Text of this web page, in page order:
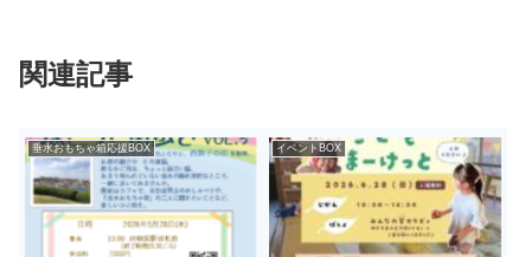
関連記事
垂水おもちゃ箱応援BOX イベントBOX